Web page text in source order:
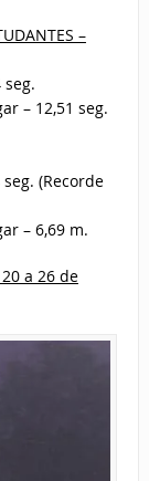
–
seg.
– 12,51 seg.
(Recorde
– 6,69 m.
20 a 26 de